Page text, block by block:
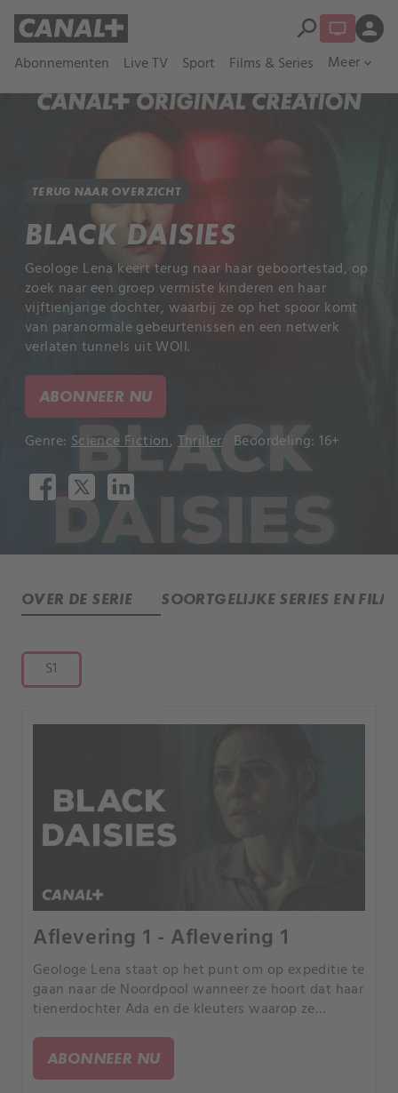
Abonnementen Live TV Sport Films & Series Meer expand_more
search person
TERUG NAAR OVERZICHT
BLACK DAISIES
Geologe Lena keert terug naar haar geboortestad, op
zoek naar een groep vermiste kinderen en haar
vijftienjarige dochter, waarbij ze op het spoor komt
van paranormale gebeurtenissen en een netwerk
verlaten tunnels uit WOII.
ABONNEER NU
Genre: Science Fiction, Thriller Beoordeling: 16+
OVER DE SERIE SOORTGELIJKE SERIES EN
S1
Aflevering 1 - Aflevering 1
Geologe Lena staat op het punt om op expeditie te
gaan naar de Noordpool wanneer ze hoort dat haar
tienerdochter Ada en de kleuters waarop ze
Ada lang geleden uit het oog verloren.
ABONNEER NU